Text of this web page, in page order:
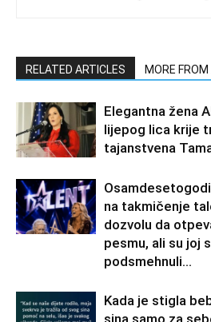
RELATED ARTICLES MORE
Elegantna žena
lijepog lica krije
tajanstvena
na takmičenje
dozvolu da
pesmu, ali su joj
podsmehnuli...
Kada je stigla